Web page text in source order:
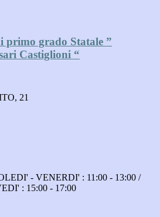
primo grado Statale ”
Castiglioni “
21
- VENERDI' : 11:00 - 13:00 /
: 15:00 - 17:00